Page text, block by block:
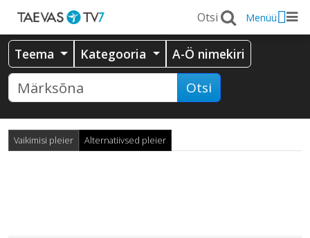
Menüü
Teema Kategooria A-Ö nimekiri
Otsi
Vaikimisi pleier Alternatiivsed pleier